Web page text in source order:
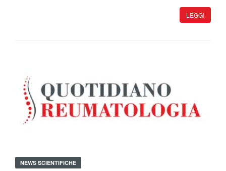
LEGGI
NEWS SCIENTIFICHE